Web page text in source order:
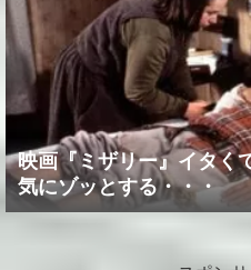
映画『ミザリー』イタく
気にゾッとする・・・